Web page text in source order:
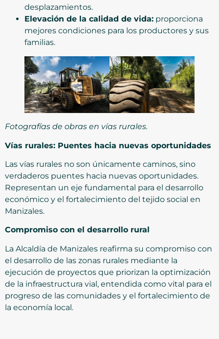
desplazamientos.
Elevación de la calidad de vida: proporciona
mejores condiciones para los productores y sus
familias.
Fotografías de obras en vías rurales.
Vías rurales: Puentes hacia nuevas oportunidades
Las vías rurales no son únicamente caminos, sino
verdaderos puentes hacia nuevas oportunidades.
Representan un eje fundamental para el desarrollo
económico y el fortalecimiento del tejido social en
Manizales.
Compromiso con el desarrollo rural
La Alcaldía de Manizales reafirma su compromiso con
el desarrollo de las zonas rurales mediante la
ejecución de proyectos que priorizan la optimización
de la infraestructura vial, entendida como vital para el
progreso de las comunidades y el fortalecimiento de
la economía local.